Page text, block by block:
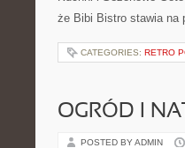
że Bibi Bistro stawia na
CATEGORIES: RETRO
OGRÓD I
POSTED BY ADMIN